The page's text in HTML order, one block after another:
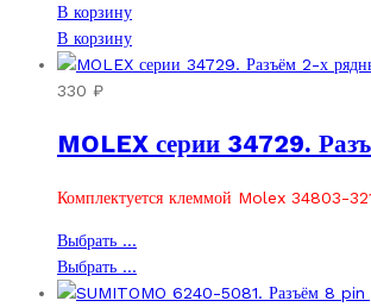
В корзину
В корзину
330 ₽
MOLEX серии 34729.
Комплектуется клеммой Molex 34803-
Выбрать ...
имеет
Выбрать ...
товар